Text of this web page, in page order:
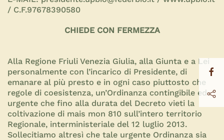
/ C.F.97678390580
CHIEDE CON FERMEZZA
Alla Regione Friuli Venezia Giulia, alla Giunta e a Lei
personalmente con l’incarico di Presidente, di
emanare al più presto e in ogni caso piuttosto che
regole di coesistenza, un’Ordinanza contingibile ed
urgente che fino alla durata del Decreto vieti la
coltivazione di mais mon 810 sull’intero territorio
Regionale, interministeriale del 12 luglio 2013.
Sollecitiamo altresì che tale urgente Ordinanza sia